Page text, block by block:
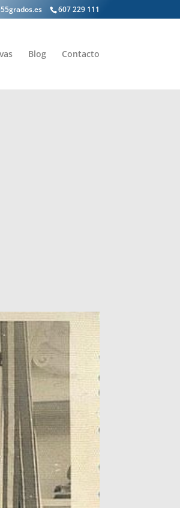
607 229 111
Blog Contacto